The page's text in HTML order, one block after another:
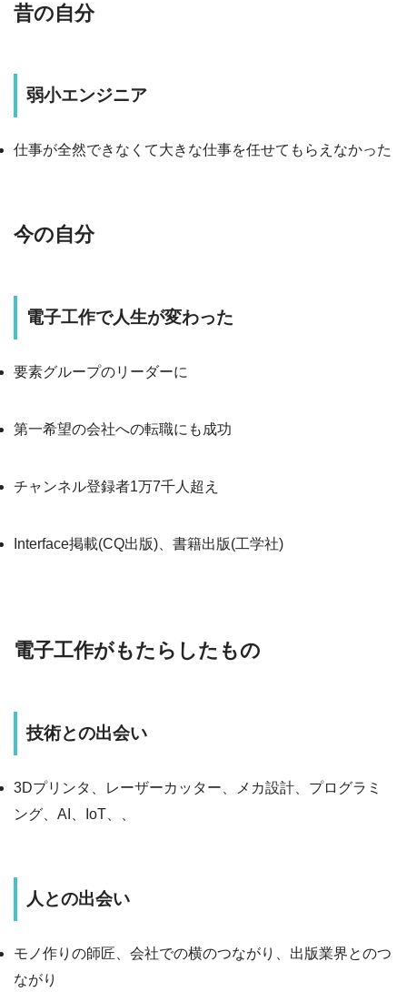
昔の自分
弱小エンジニア
仕事が全然できなくて大きな仕事を任せてもらえなかった
今の自分
電子工作で人生が変わった
要素グループのリーダーに
第一希望の会社への転職にも成功
チャンネル登録者1万7千人超え
Interface掲載(CQ出版)、書籍出版(工学社)
電子工作がもたらしたもの
技術との出会い
3Dプリンタ、レーザーカッター、メカ設計、プログラミ
ング、AI、IoT、、
人との出会い
モノ作りの師匠、会社での横のつながり、出版業界とのつ
ながり